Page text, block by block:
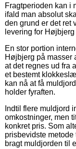
Fragtperioden kan
ifald man absolut
den grund er det ret
levering for
En stor portion
Højbjerg på masser
at det regnes ud fra
et bestemt
kan nå at få
holder fyraften.
Indtil flere muldjord
omkostninger, men
konkret pris. Som
prisbevidste
bragt muldjorden til